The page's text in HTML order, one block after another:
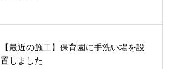
【最近の施工】保育園に手洗い場を設
置しました